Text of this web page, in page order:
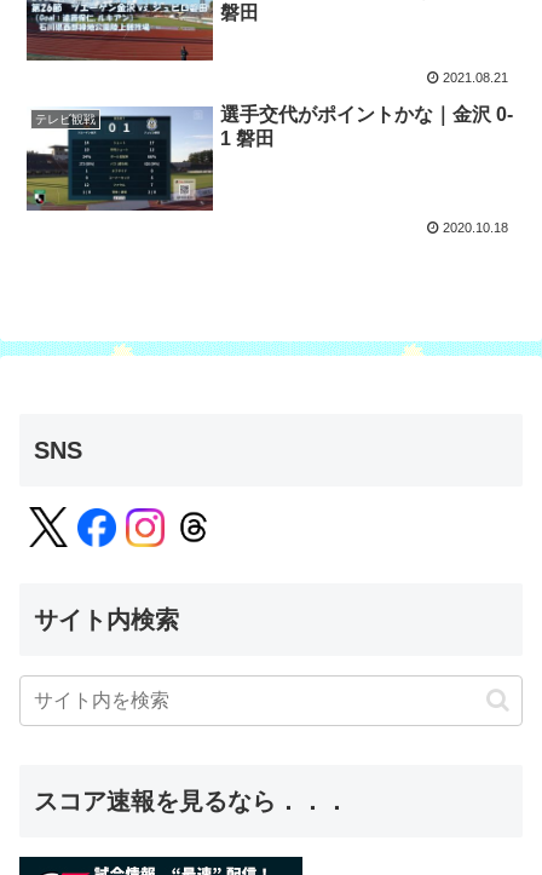
磐田
2021.08.21
テレビ観戦
選手交代がポイントかな｜金沢 0-
1 磐田
2020.10.18
SNS
サイト内検索
スコア速報を見るなら．．．